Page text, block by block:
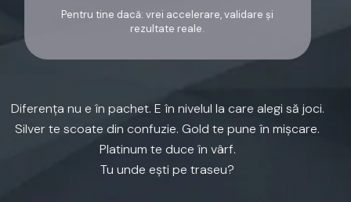
Pentru tine dacă: vrei accelerare, validare și
rezultate reale.
Diferența nu e în pachet. E în nivelul la care alegi să joci.
Silver te scoate din confuzie. Gold te pune în mișcare.
Platinum te duce în vârf.
Tu unde ești pe traseu?